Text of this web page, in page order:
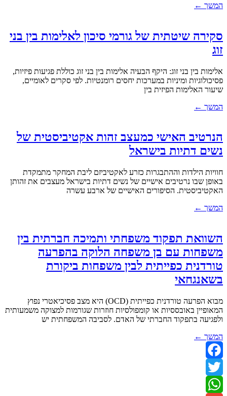
המשך ←
סקירה שיטתית של גורמי סיכון לאלימות בין בני
זוג
אלימות בין בני זוג: היקף הבעיה אלימות בין בני זוג כוללת פגיעות פיזיות,
פסיכולוגיות ומיניות במערכות יחסים רומנטיות. לפי סקרים לאומיים,
שיעור האלימות הפיזית בין
המשך ←
הנרטיב האישי כמעצב זהות אקטיביסטית של
נשים דתיות בישראל
חוויות הילדות וההתבגרות כזרע לאקטיביזם ליבת המחקר מתמקדת
באופן שבו נרטיבים אישיים של נשים דתיות בישראל מעצבים את זהותן
האקטיביסטית. הסיפורים האישיים של ארבע עשרה
המשך ←
השוואת תפקוד משפחתי ותמיכה חברתית בין
משפחות עם בן משפחה הלוקה בהפרעה
טורדנית כפייתית לבין משפחות ביקורת
בשאנגחאי
מבוא הפרעה טורדנית כפייתית (OCD) היא מצב פסיכיאטרי נפוץ
המאופיין באובססיות או קומפולסיות חוזרות שגורמות למצוקה משמעותית
ולפגיעה בתפקוד החברתי של האדם. לסביבה המשפחתית יש
המשך ←
Facebook
Twitter